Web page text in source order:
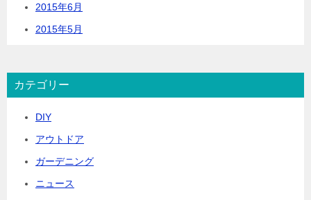
2015年6月
2015年5月
カテゴリー
DIY
アウトドア
ガーデニング
ニュース